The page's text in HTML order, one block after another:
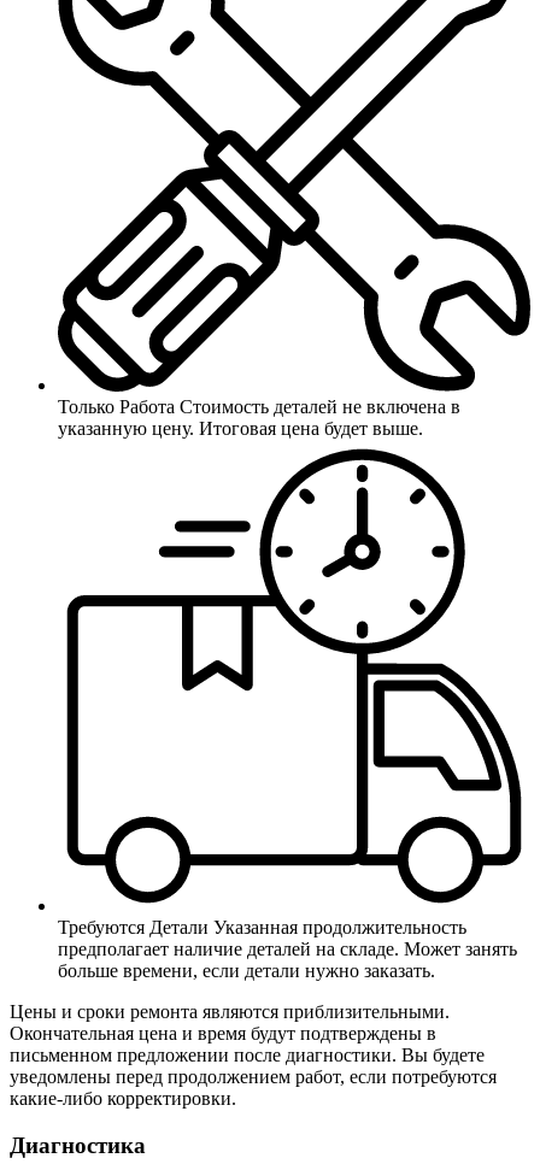
Только Работа Стоимость деталей не включена в
указанную цену. Итоговая цена будет выше.
Требуются Детали Указанная продолжительность
предполагает наличие деталей на складе. Может занять
больше времени, если детали нужно заказать.
Цены и сроки ремонта являются приблизительными.
Окончательная цена и время будут подтверждены в
письменном предложении после диагностики. Вы будете
уведомлены перед продолжением работ, если потребуются
какие-либо корректировки.
Диагностика